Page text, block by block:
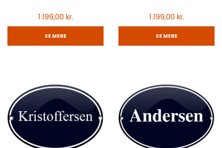
1.199,00 kr.
SE MERE
1.199,00 kr.
SE MERE